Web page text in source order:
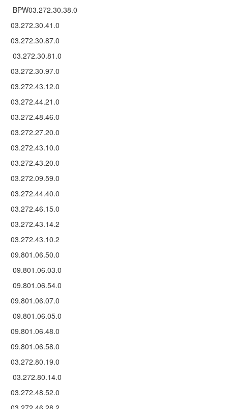
BPW03.272.30.38.0
03.272.30.41.0
03.272.30.87.0
03.272.30.81.0
03.272.30.97.0
03.272.43.12.0
03.272.44.21.0
03.272.48.46.0
03.272.27.20.0
03.272.43.10.0
03.272.43.20.0
03.272.09.59.0
03.272.44.40.0
03.272.46.15.0
03.272.43.14.2
03.272.43.10.2
09.801.06.50.0
09.801.06.03.0
09.801.06.54.0
09.801.06.07.0
09.801.06.05.0
09.801.06.48.0
09.801.06.58.0
03.272.80.19.0
03.272.80.14.0
03.272.48.52.0